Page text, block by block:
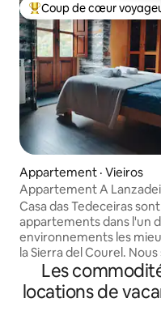
Coup de cœur
Coup de cœur
Appartement · Vieiros
Appartement A
Tecedeiras
Casa das Tedeceiras
appartements dans l'un
environnements les
la Sierra del Courel. Nous sommes un
couple qui a choisi de
montagnes et nous
restaurer une ancienne
Les
locations de